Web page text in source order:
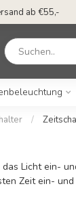
ab €55,-
/
Licht ein-
Zeit ein-